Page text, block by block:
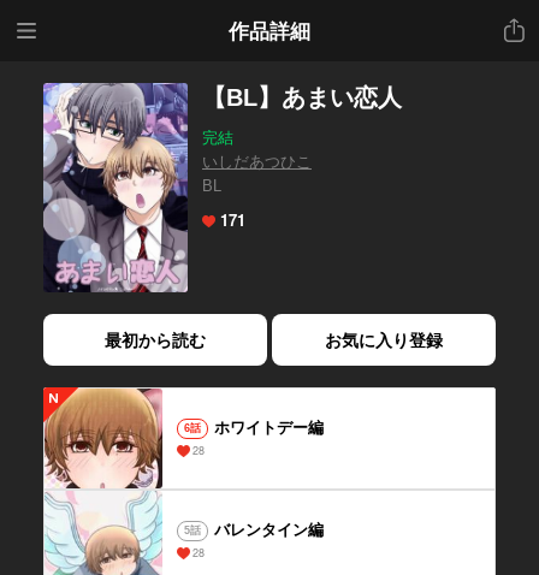
作品詳細
共有
【BL】あまい恋人
完結
いしだあつひこ
BL
171
最初から読む お気に入り登録
6話 ホワイトデー編
28
5話 バレンタイン編
28